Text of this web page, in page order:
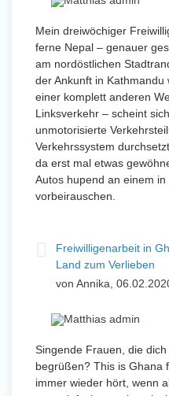
Mein dreiwöchiger
ferne Nepal – genauer
am nordöstlichen
der Ankunft in
einer komplett anderen
Linksverkehr – scheint
unmotorisierte
Verkehrssystem
da erst mal etwas
Autos hupend an einem in
vorbeirauschen.
Freiwilligenarbeit in
Land zum Verlieben
von Annika,
Singende Frauen, die
begrüßen? This is Ghana
immer wieder hört, wenn